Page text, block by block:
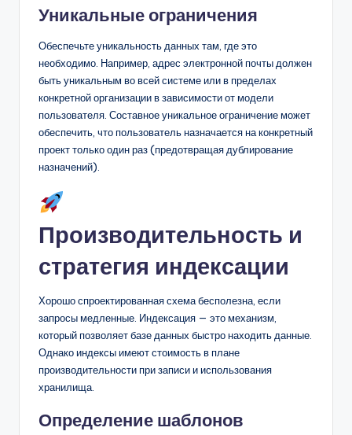
Уникальные ограничения
Обеспечьте уникальность данных там, где это
необходимо. Например, адрес электронной почты должен
быть уникальным во всей системе или в пределах
конкретной организации в зависимости от модели
пользователя. Составное уникальное ограничение может
обеспечить, что пользователь назначается на конкретный
проект только один раз (предотвращая дублирование
назначений).
Производительность и
стратегия индексации
Хорошо спроектированная схема бесполезна, если
запросы медленные. Индексация — это механизм,
который позволяет базе данных быстро находить данные.
Однако индексы имеют стоимость в плане
производительности при записи и использования
хранилища.
Определение шаблонов